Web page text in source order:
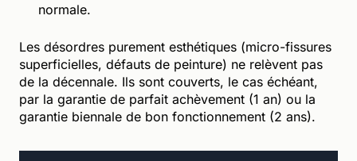
normale.
Les désordres purement esthétiques (micro-fissures
superficielles, défauts de peinture) ne relèvent pas
de la décennale. Ils sont couverts, le cas échéant,
par la garantie de parfait achèvement (1 an) ou la
garantie biennale de bon fonctionnement (2 ans).